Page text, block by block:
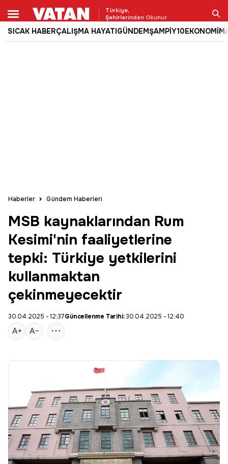
Türkiye,
Şehirlerinden Okunur
SICAK HABERÇALIŞMA HAYATIGÜNDEMŞAMPİY10EKONOMİ
Ara
Haberler Gündem Haberleri
MSB kaynaklarından Rum
Kesimi'nin faaliyetlerine
tepki: Türkiye yetkilerini
kullanmaktan
çekinmeyecektir
30.04.2025 - 12:37Güncellenme Tarihi:30.04.2025 - 12:40